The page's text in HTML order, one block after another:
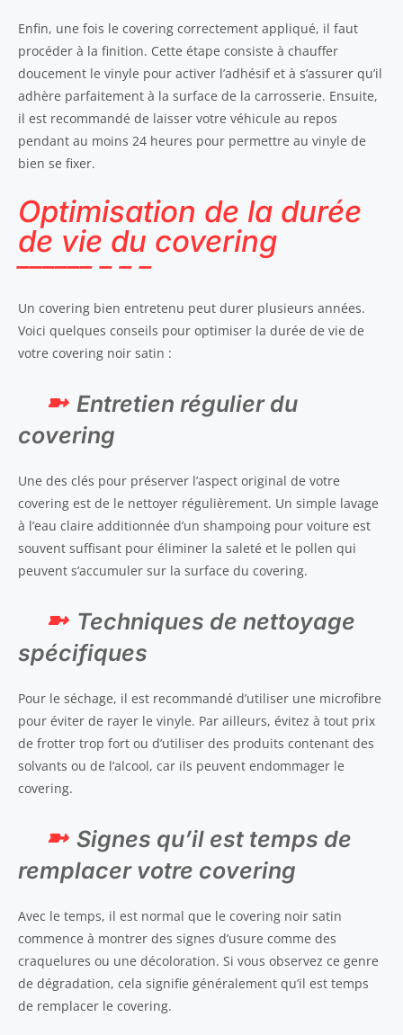
Enfin, une fois le covering correctement appliqué, il faut
procéder à la finition. Cette étape consiste à chauffer
doucement le vinyle pour activer l’adhésif et à s’assurer qu’il
adhère parfaitement à la surface de la carrosserie. Ensuite,
il est recommandé de laisser votre véhicule au repos
pendant au moins 24 heures pour permettre au vinyle de
bien se fixer.
Optimisation de la durée
de vie du covering
Un covering bien entretenu peut durer plusieurs années.
Voici quelques conseils pour optimiser la durée de vie de
votre covering noir satin :
Entretien régulier du
covering
Une des clés pour préserver l’aspect original de votre
covering est de le nettoyer régulièrement. Un simple lavage
à l’eau claire additionnée d’un shampoing pour voiture est
souvent suffisant pour éliminer la saleté et le pollen qui
peuvent s’accumuler sur la surface du covering.
Techniques de nettoyage
spécifiques
Pour le séchage, il est recommandé d’utiliser une microfibre
pour éviter de rayer le vinyle. Par ailleurs, évitez à tout prix
de frotter trop fort ou d’utiliser des produits contenant des
solvants ou de l’alcool, car ils peuvent endommager le
covering.
Signes qu’il est temps de
remplacer votre covering
Avec le temps, il est normal que le covering noir satin
commence à montrer des signes d’usure comme des
craquelures ou une décoloration. Si vous observez ce genre
de dégradation, cela signifie généralement qu’il est temps
de remplacer le covering.